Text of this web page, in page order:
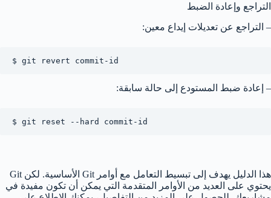
التراجع وإعادة الضبط
– التراجع عن تعديلات إيداع معين:
$ git revert commit-id
– إعادة ضبط المستودع إلى حالة سابقة:
$ git reset --hard commit-id
هذا الدليل يهدف إلى تبسيط التعامل مع أوامر Git الأساسية. لكن Git
يحتوي على العديد من الأوامر المتقدمة التي يمكن أن تكون مفيدة في